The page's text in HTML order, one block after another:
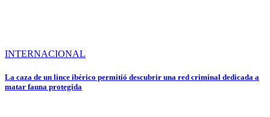
INTERNACIONAL
La caza de un lince ibérico permitió descubrir una red criminal dedicada a
matar fauna protegida